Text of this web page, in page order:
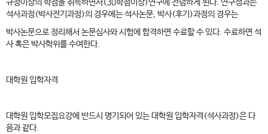
규정이상의 학점을 취득하면서(30학점이상)연구에 전념하게 된다. 연구성과는
석사과정(박사전기과정)의 경우에는 석사논문, 박사(후기)과정의 경우는
박사논문으로 정리해서 논문심사와 시험에 합격하면 수료할 수 있다. 수료하면 석
사 혹은 박사학위를 수여한다.
대학원 입학자격
대학원 입학모집요강에 반드시 명기되어 있는 대학원 입학자격(석사과정)은 다
음과 같다. ​